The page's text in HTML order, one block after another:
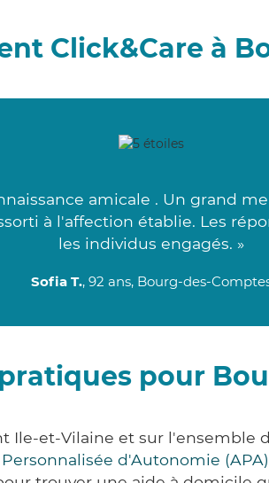
Click&Care à
amicale . Un grand
à l'affection établie. Les
les individus engagés. »
Sofia T., 92 ans, Bourg-des-
pour
et-Vilaine et sur l'ensemble
d'Autonomie (APA)